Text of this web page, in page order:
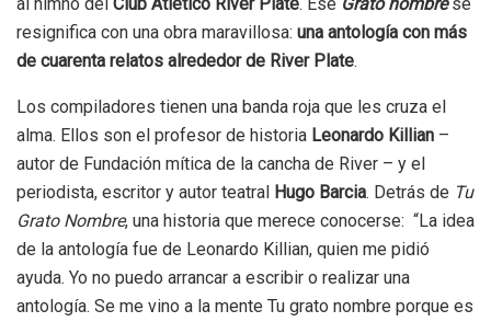
resignifica con una obra maravillosa: una antología con más
de cuarenta relatos alrededor de River Plate.
Los compiladores tienen una banda roja que les cruza el
alma. Ellos son el profesor de historia Leonardo Killian –
autor de Fundación mítica de la cancha de River – y el
periodista, escritor y autor teatral Hugo Barcia. Detrás de Tu
Grato Nombre, una historia que merece conocerse: “La idea
de la antología fue de Leonardo Killian, quien me pidió
ayuda. Yo no puedo arrancar a escribir o realizar una
antología. Se me vino a la mente Tu grato nombre porque es